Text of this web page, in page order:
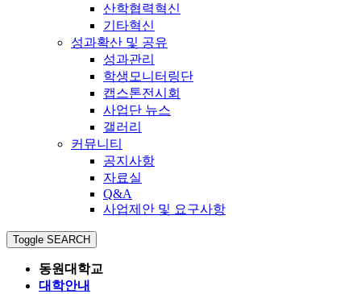
산학협력혁신
기타혁신
성과확산 및 공유
성과관리
학생모니터링단
캡스톤전시회
사업단 뉴스
갤러리
커뮤니티
공지사항
자료실
Q&A
사업제안 및 요구사항
Toggle SEARCH
동원대학교
대학안내